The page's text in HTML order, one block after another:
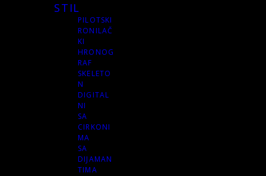
STIL
PILOTSKI
RONILAČ
KI
HRONOG
RAF
SKELETO
N
DIGITAL
NI
SA
CIRKONI
MA
SA
DIJAMAN
TIMA